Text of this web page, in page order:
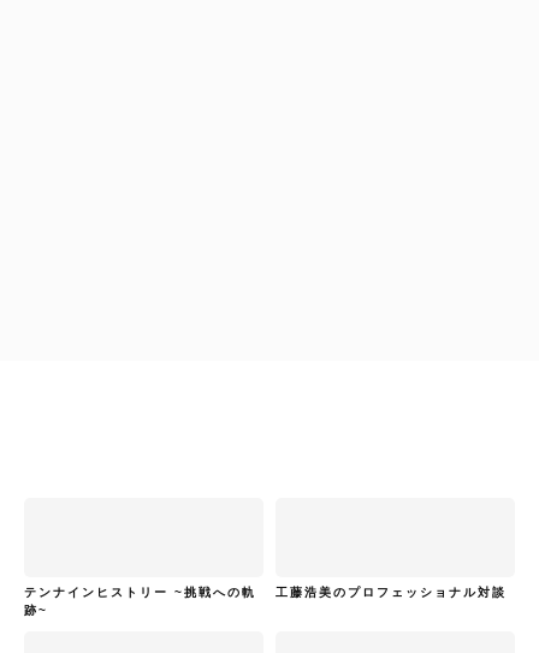
テンナインヒストリー ~挑戦への軌
跡~
工藤浩美のプロフェッショナル対談